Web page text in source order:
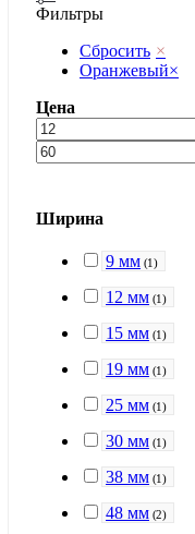
Фильтры
Сбросить ×
Оранжевый×
Цена
Ширина
9 мм (1)
12 мм (1)
15 мм (1)
19 мм (1)
25 мм (1)
30 мм (1)
38 мм (1)
48 мм (2)